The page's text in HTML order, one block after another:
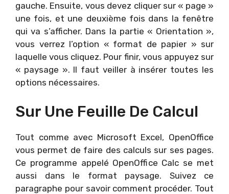
gauche. Ensuite, vous devez cliquer sur « page »
une fois, et une deuxième fois dans la fenêtre
qui va s’afficher. Dans la partie « Orientation »,
vous verrez l’option « format de papier » sur
laquelle vous cliquez. Pour finir, vous appuyez sur
« paysage ». Il faut veiller à insérer toutes les
options nécessaires.
Sur Une Feuille De Calcul
Tout comme avec Microsoft Excel, OpenOffice
vous permet de faire des calculs sur ses pages.
Ce programme appelé OpenOffice Calc se met
aussi dans le format paysage. Suivez ce
paragraphe pour savoir comment procéder. Tout